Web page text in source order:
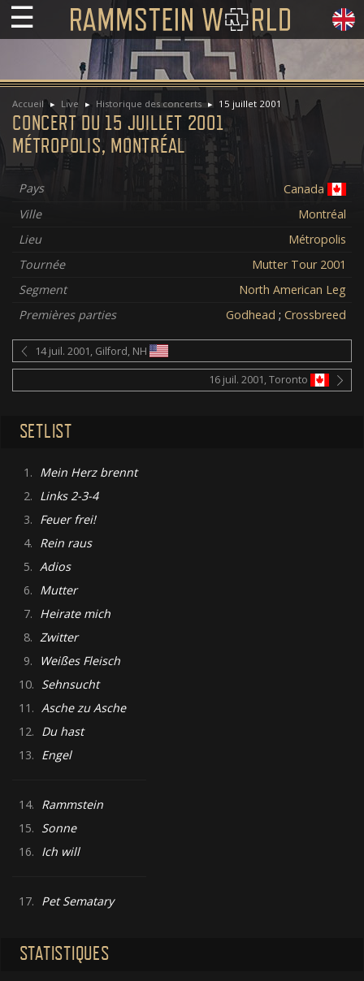
☰
Accueil Live Historique des concerts 15 juillet 2001
CONCERT DU 15 JUILLET 2001
MÉTROPOLIS, MONTRÉAL
Pays
Canada
Ville
Montréal
Lieu
Métropolis
Tournée
Mutter Tour 2001
Segment
North American Leg
Premières parties
Godhead ; Crossbreed
14 juil. 2001, Gilford, NH
16 juil. 2001, Toronto
SETLIST
1. Mein Herz brennt
2. Links 2-3-4
3. Feuer frei!
4. Rein raus
5. Adios
6. Mutter
7. Heirate mich
8. Zwitter
9.
Weißes Fleisch
10. Sehnsucht
11. Asche zu Asche
12. Du hast
13. Engel
14. Rammstein
15. Sonne
16. Ich will
17. Pet Sematary
STATISTIQUES